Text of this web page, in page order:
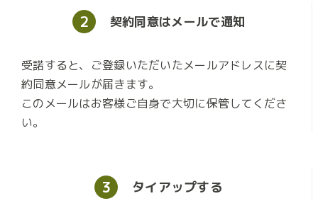
2 契約同意はメールで通知
受諾すると、ご登録いただいたメールアドレスに契
約同意メールが届きます。
このメールはお客様ご自身で大切に保管してくださ
い。
3 タイアップする